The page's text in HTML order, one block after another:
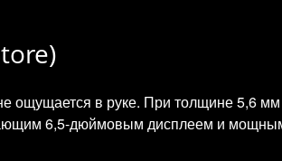
ощущается в руке. При толщине 5,6
6,5-дюймовым дисплеем и